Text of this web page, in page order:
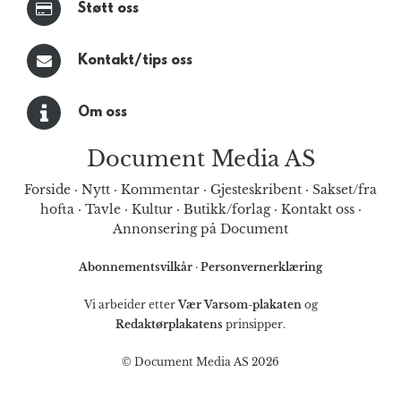
Støtt oss
Kontakt/tips oss
Om oss
Document Media AS
Forside · Nytt · Kommentar · Gjesteskribent · Sakset/fra
hofta· Tavle· Kultur· Butikk/forlag· Kontakt oss·
Annonsering på Document
Abonnementsvilkår · Personvernerklæring
Vi arbeider etterVær Varsom-plakatenog
Redaktørplakatens prinsipper.
© Document Media AS 2026